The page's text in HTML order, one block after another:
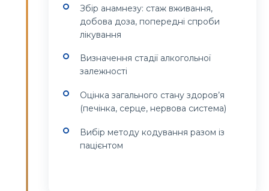
Збір анамнезу: стаж вживання,
добова доза, попередні спроби
лікування
Визначення стадії алкогольної
залежності
Оцінка загального стану здоров’я
(печінка, серце, нервова система)
Вибір методу кодування разом із
пацієнтом